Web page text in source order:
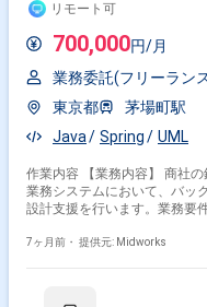
リモート可
700,000円/月
業務委託(フリーラン
東京都
茅場町駅
Java
Spring UML
作業内容 【業務内容】 商社の鉄鋼業向け引合いから受注までを管理する
業務システムにおいて、バッ
設計支援を行います。業務要
テム設計の精度向上を支援します。 【作業内容】 ・要件定義
7ヶ月前・ 提供元: Midworks